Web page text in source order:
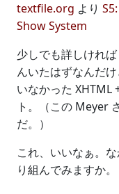
textfile.org より
Show System
少しでも詳しけれ
んいたはずなんだ
いなかった XHTML
ト。（この Meyer
だ。）
これ、いいなぁ。
り組んでみますか。